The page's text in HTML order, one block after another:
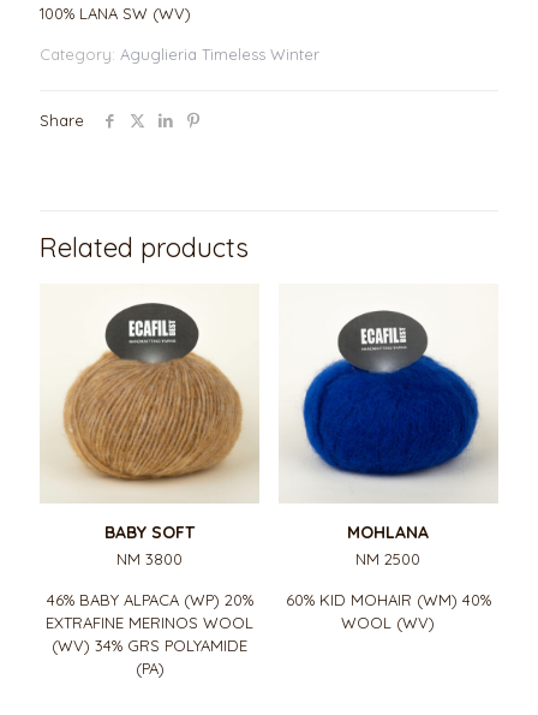
100% LANA SW (WV)
Category: Aguglieria Timeless Winter
Share
Related products
BABY SOFT
NM 3800
46% BABY ALPACA (WP) 20%
EXTRAFINE MERINOS WOOL
(WV) 34% GRS POLYAMIDE
(PA)
MOHLANA
NM 2500
60% KID MOHAIR (WM) 40%
WOOL (WV)